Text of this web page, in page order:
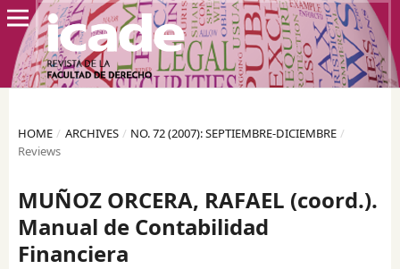
HOME / ARCHIVES / NO. 72 (2007): SEPTIEMBRE-DICIEMBRE /
Reviews
MUÑOZ ORCERA, RAFAEL (coord.).
Manual de Contabilidad
Financiera